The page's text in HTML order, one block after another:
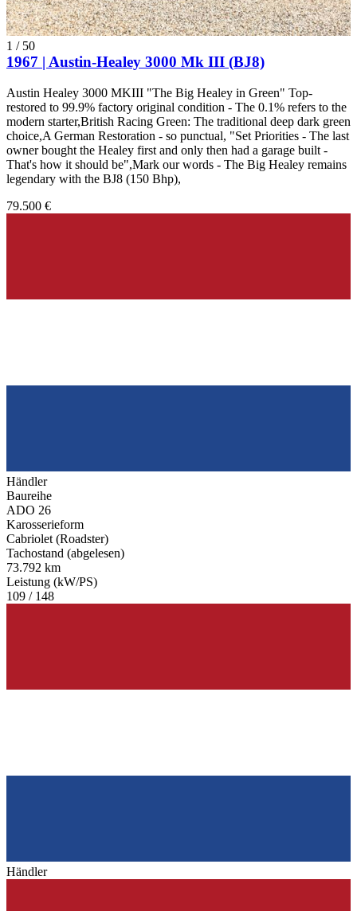
1 / 50
1967 | Austin-Healey 3000 Mk III (BJ8)
Austin Healey 3000 MKIII "The Big Healey in Green" Top-
restored to 99.9% factory original condition - The 0.1% refers to the
modern starter,British Racing Green: The traditional deep dark green
choice,A German Restoration - so punctual, "Set Priorities - The last
owner bought the Healey first and only then had a garage built -
That's how it should be",Mark our words - The Big Healey remains
legendary with the BJ8 (150 Bhp),
79.500 €
Händler
Baureihe
ADO 26
Karosserieform
Cabriolet (Roadster)
Tachostand (abgelesen)
73.792 km
Leistung (kW/PS)
109 / 148
Händler